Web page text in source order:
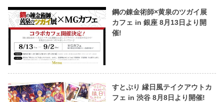
鋼の錬金術師×黄泉のツガイ展
カフェ in 銀座 8月13日より開
催!
すとぷり 縁日風テイクアウトカ
フェ in 渋谷 8月8日より開催!